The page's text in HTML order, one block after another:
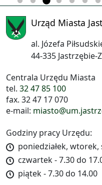
Urząd Miasta
al. Józefa
44-335 Jastrzębie-
Centrala Urzędu Miasta
tel. 32 47 85 100
fax. 32 47 17 070
e-mail:
Godziny pracy Urzędu:
poniedziałek, wtorek,
czwartek - 7.30 do
piątek - 7.30 do 14.00